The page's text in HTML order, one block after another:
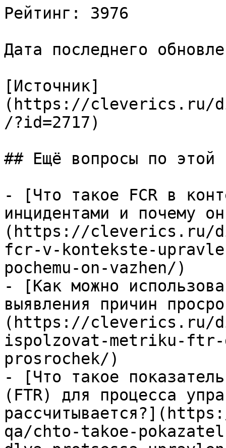
Рейтинг: 3976
Дата последнего
[Источник]
(https://cleverics.ru/
/?id=2717)
## Ещё вопросы по этой
- [Что такое FCR в
инцидентами и почему
(https://cleverics.ru/
fcr-v-kontekste-
pochemu-on-vazhen/)
- [Как можно
выявления причин
(https://cleverics.ru/
ispolzovat-metriku-
prosrochek/)
- [Что такое
(FTR) для процесса
qa/chto-takoe-